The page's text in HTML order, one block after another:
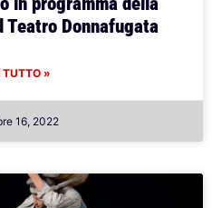
Teatro Donnafugata
TUTTO »
16, 2022